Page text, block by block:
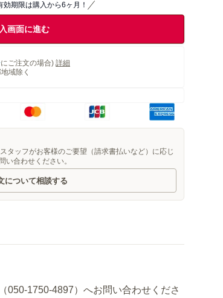
効期限は購入から6ヶ月！
画面に進む
にご注文の場合) 詳細
域除く
タッフがお客様のご要望（請求書払いなど）に応じ
い合わせください。
について相談する
050-1750-4897）へお問い合わせくださ